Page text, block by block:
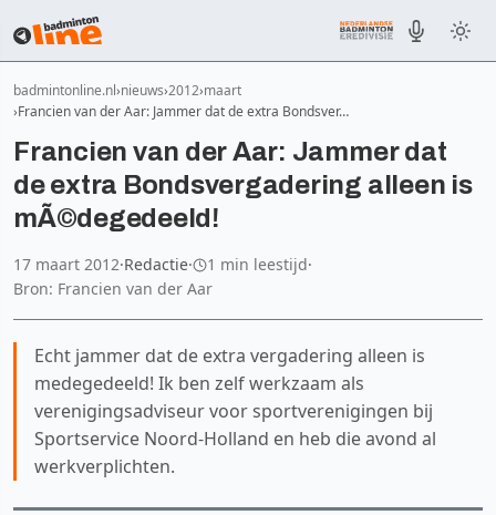
badmintonline.nl nieuws 2012 maart
Francien van der Aar: Jammer dat de extra Bondsver…
Francien van der Aar: Jammer dat
de extra Bondsvergadering alleen is
mÃ©degedeeld!
17 maart 2012·Redactie· 1 min leestijd·
Bron: Francien van der Aar
Echt jammer dat de extra vergadering alleen is
medegedeeld! Ik ben zelf werkzaam als
verenigingsadviseur voor sportverenigingen bij
Sportservice Noord-Holland en heb die avond al
werkverplichten.